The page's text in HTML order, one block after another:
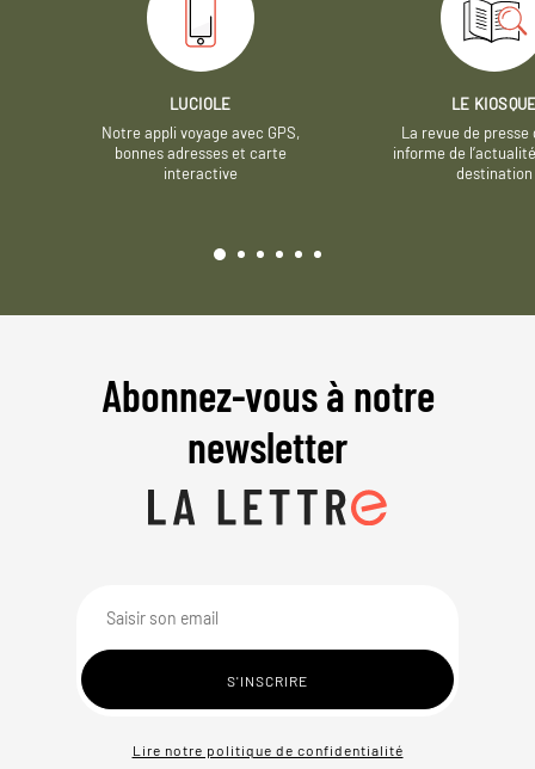
LUCIOLE
Notre appli voyage avec GPS,
bonnes adresses et carte
interactive
LE
La revue de presse
informe de
destination
Abonnez-vous à notre
newsletter
Lire notre politique de confidentialité